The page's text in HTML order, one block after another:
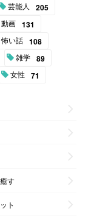
芸能人 205
動画 131
怖い話 108
雑学 89
女性 71
す
ト